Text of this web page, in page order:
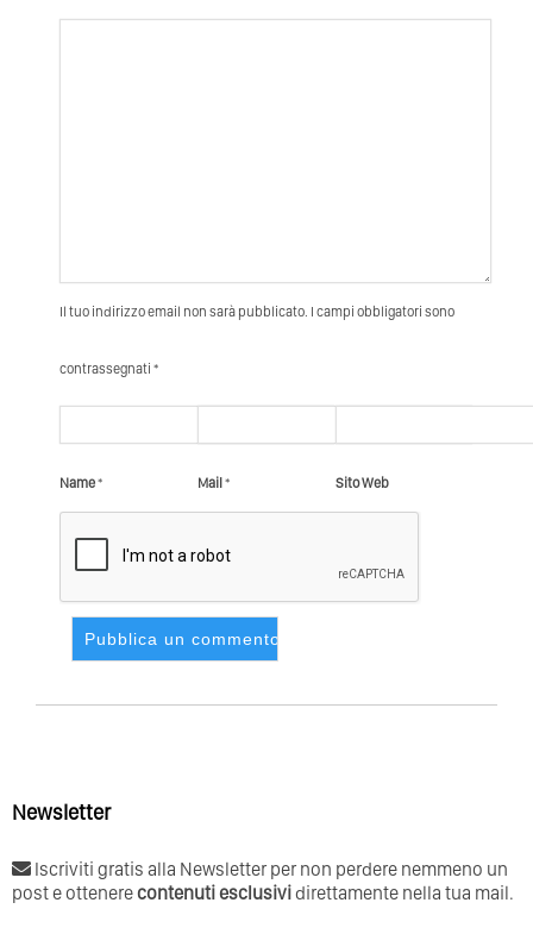
Il tuo indirizzo email non sarà pubblicato. I campi obbligatori sono
contrassegnati *
Name* Mail* Sito Web
Newsletter
Iscriviti gratis alla Newsletter per non perdere nemmeno un
post e ottenerecontenuti esclusividirettamente nella tua mail.